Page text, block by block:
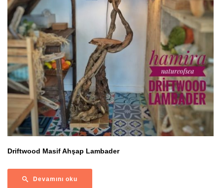
Driftwood Masif Ahşap Lambader
Devamını oku